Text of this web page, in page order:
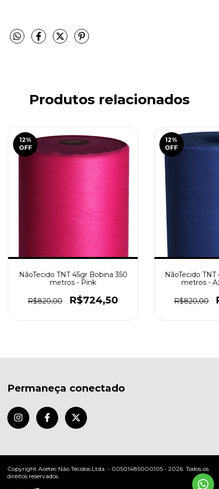
Produtos relacionados
12%
OFF
NãoTecido TNT 45gr Bobina 350
metros - Pink
R$820,00 R$724,50
12%
OFF
NãoTecido
metros -
R$820,00
Permaneça conectado
Copyright Acetec Não Tecidos Ltda. - 00501485000105 - 2026. Todos os
direitos reservados.